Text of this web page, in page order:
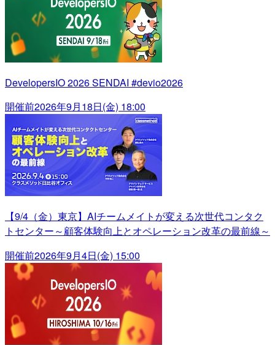
DevelopersIO 2026 SENDAI #devio2026
開催前2026年9月18日(金) 18:00
【9/4（金）東京】AIチームメイトが変える次世代コンタク
トセンター～顧客体験向上とオペレーション改革の最前線～
開催前2026年9月4日(金) 15:00